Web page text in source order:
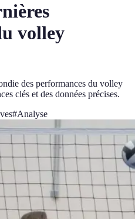
volley
des performances du volley
clés et des données précises.
#Analyse